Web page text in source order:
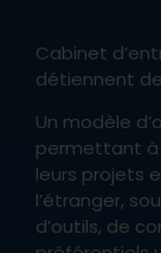
Cabinet
détiennent
Un modèle
permettant à
leurs projets
l’étranger,
d’outils, de